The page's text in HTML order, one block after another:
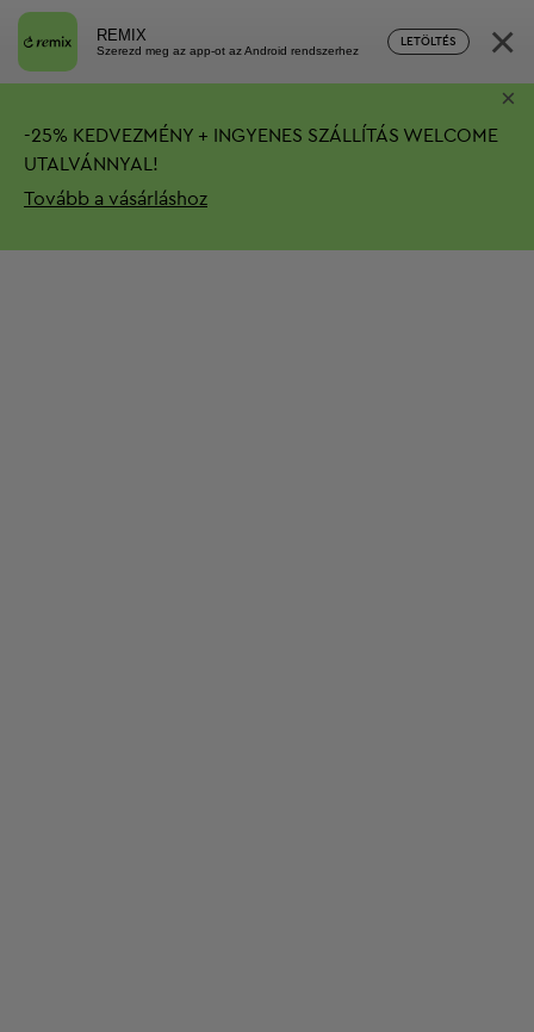
REMIX
Szerezd meg az app-ot az Android rendszerhez
LETÖLTÉS ×
-25% KEDVEZMÉNY + INGYENES SZÁLLÍTÁS WELCOME
UTALVÁNNYAL!
Tovább a vásárláshoz
×